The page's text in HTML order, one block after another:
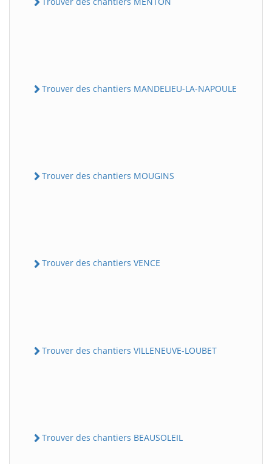
Trouver des chantiers MANDELIEU-LA-NAPOULE
Trouver des chantiers MOUGINS
Trouver des chantiers VENCE
Trouver des chantiers VILLENEUVE-LOUBET
Trouver des chantiers BEAUSOLEIL